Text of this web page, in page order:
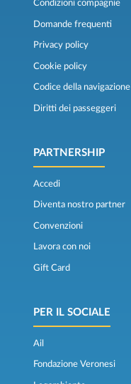
Condizioni compagnie
Domande frequenti
Privacy policy
Cookie policy
Codice della navigazione
Diritti dei passeggeri
PARTNERSHIP
Accedi
Diventa nostro partner
Convenzioni
Lavora con noi
Gift Card
PER IL SOCIALE
Ail
Fondazione Veronesi